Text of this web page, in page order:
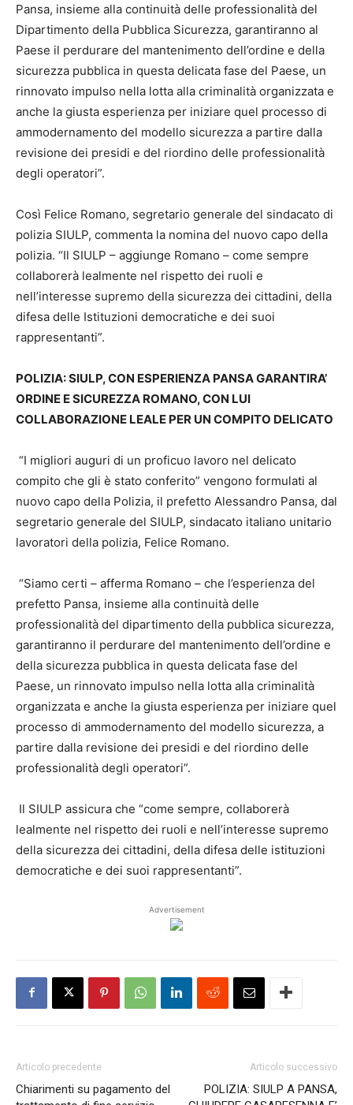
Pansa, insieme alla continuità delle professionalità del
Dipartimento della Pubblica Sicurezza, garantiranno al
Paese il perdurare del mantenimento dell’ordine e della
sicurezza pubblica in questa delicata fase del Paese, un
rinnovato impulso nella lotta alla criminalità organizzata e
anche la giusta esperienza per iniziare quel processo di
ammodernamento del modello sicurezza a partire dalla
revisione dei presidi e del riordino delle professionalità
degli operatori”.
Così Felice Romano, segretario generale del sindacato di
polizia SIULP, commenta la nomina del nuovo capo della
polizia. “Il SIULP – aggiunge Romano – come sempre
collaborerà lealmente nel rispetto dei ruoli e
nell’interesse supremo della sicurezza dei cittadini, della
difesa delle Istituzioni democratiche e dei suoi
rappresentanti”.
POLIZIA: SIULP, CON ESPERIENZA PANSA GARANTIRA’
ORDINE E SICUREZZA ROMANO, CON LUI
COLLABORAZIONE LEALE PER UN COMPITO DELICATO
“I migliori auguri di un proficuo lavoro nel delicato
compito che gli è stato conferito” vengono formulati al
nuovo capo della Polizia, il prefetto Alessandro Pansa, dal
segretario generale del SIULP, sindacato italiano unitario
lavoratori della polizia, Felice Romano.
“Siamo certi – afferma Romano – che l’esperienza del
prefetto Pansa, insieme alla continuità delle
professionalità del dipartimento della pubblica sicurezza,
garantiranno il perdurare del mantenimento dell’ordine e
della sicurezza pubblica in questa delicata fase del
Paese, un rinnovato impulso nella lotta alla criminalità
organizzata e anche la giusta esperienza per iniziare quel
processo di ammodernamento del modello sicurezza, a
partire dalla revisione dei presidi e del riordino delle
professionalità degli operatori”.
Il SIULP assicura che “come sempre, collaborerà
lealmente nel rispetto dei ruoli e nell’interesse supremo
della sicurezza dei cittadini, della difesa delle istituzioni
democratiche e dei suoi rappresentanti”.
Advertisement
Articolo precedente
Chiarimenti su pagamento del
Articolo successivo
POLIZIA: SIULP A PANSA,